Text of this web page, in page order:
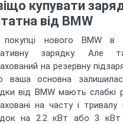
купувати
від BMW
нового BMW в
зарядку. Але
на резервну
ваша основна
від BMW мають
на часту і
на 2.2 кВт або 3 кВт